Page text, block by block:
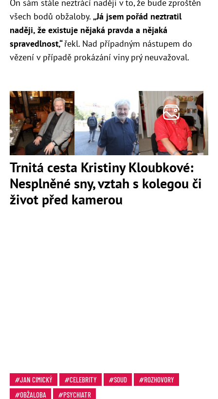
On sám stále neztrácí naději v to, že bude zproštěn
všech bodů obžaloby. „Já jsem pořád neztratil
naději, že existuje nějaká pravda a nějaká
spravedlnost,“řekl. Nad případným nástupem do
vězení v případě prokázání viny prý neuvažoval.
Trnitá cesta Kristiny Kloubkové:
Nesplněné sny, vztah s kolegou či
život před kamerou
JAN CIMICKÝ CELEBRITY SOUD
ROZHOVORY
OBŽALOBA
PSYCHIATR